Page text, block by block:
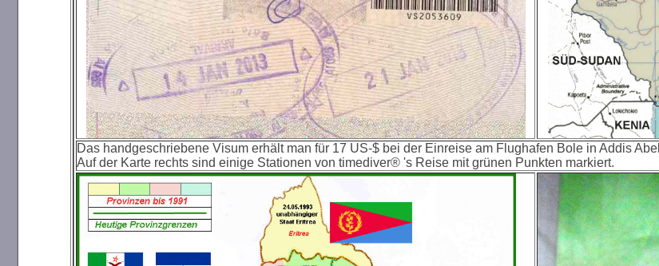
Das handgeschriebene Visum erhält man für 17 US-$ bei der Einreise am Flughafen Bole in Addis
Auf der Karte rechts sind einige Stationen von timediver® 's Reise mit grünen Punkten markiert.